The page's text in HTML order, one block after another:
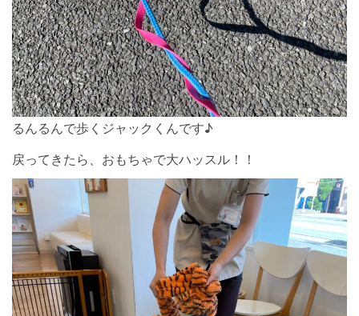
るんるんで歩くジャックくんです♪
戻ってきたら、おもちゃで大ハッスル！！